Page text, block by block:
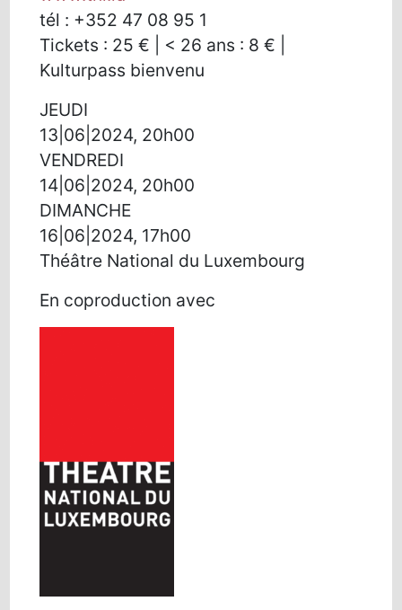
tél : +352 47 08 95 1
Tickets : 25 € | < 26 ans : 8 € |
Kulturpass bienvenu
JEUDI
13|06|2024, 20h00
VENDREDI
14|06|2024, 20h00
DIMANCHE
16|06|2024, 17h00
Théâtre National du Luxembourg
En coproduction avec